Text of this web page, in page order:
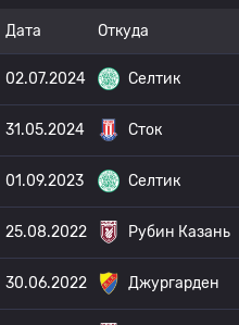
Дата Откуда
02.07.2024 Селтик
31.05.2024 Сток
01.09.2023 Селтик
25.08.2022 Рубин Казань
30.06.2022 Джургарден